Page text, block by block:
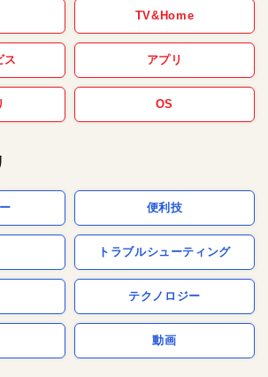
TV&Home
ス アプリ
OS
便利技
トラブルシューティング
テクノロジー
動画